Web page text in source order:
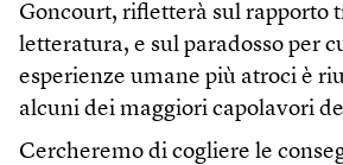
Goncourt, rifletterà sul rapporto
letteratura, e sul paradosso per
esperienze umane più atroci è
alcuni dei maggiori capolavori
Cercheremo di cogliere le